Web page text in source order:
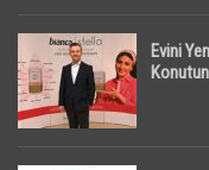
Evini